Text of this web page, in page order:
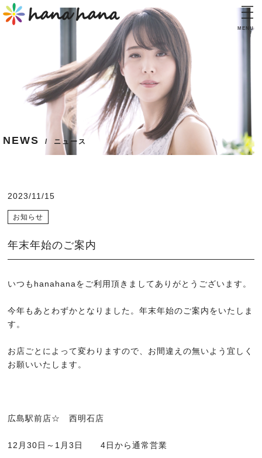
MENU
TOP
トップ
CONCEPT
コンセプト
INFORMATION
インフォメーション
NEWS
ニュース
Q&A
RECRUIT
オーガニックについて
NEWS ニュース
2023/11/15
お知らせ
年末年始のご案内
いつもhanahanaをご利用頂きましてありがとうございます。
今年もあとわずかとなりました。年末年始のご案内をいたしま
す。
お店ごとによって変わりますので、お間違えの無いよう宜しく
お願いいたします。
広島駅前店☆ 西明石店
12月30日～1月3日 4日から通常営業